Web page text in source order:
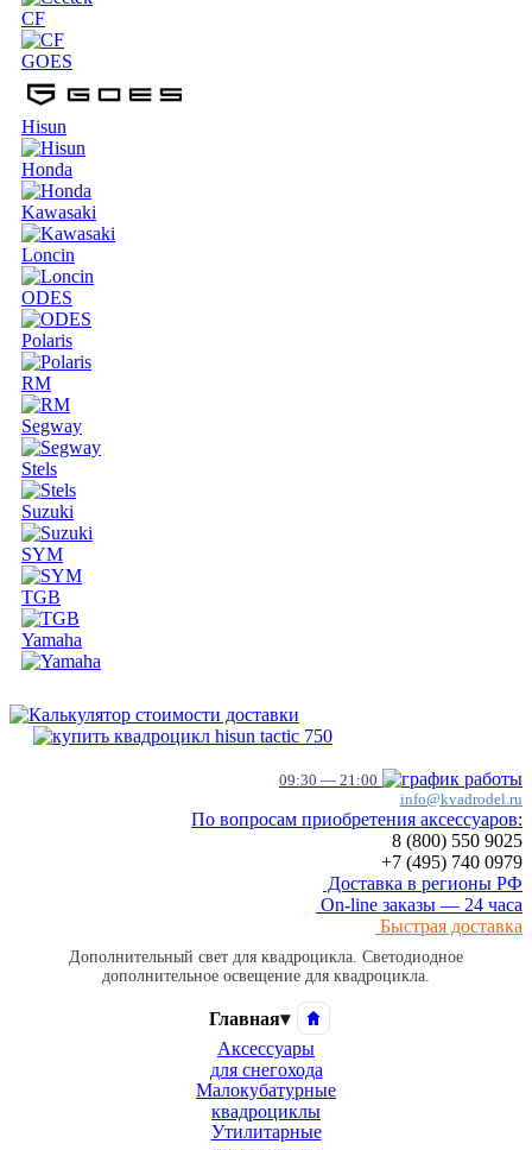
CF
GOES
Hisun
Honda
Kawasaki
Loncin
ODES
Polaris
RM
Segway
Stels
Suzuki
SYM
TGB
Yamaha
09:30 — 21:00
info@kvadrodel.ru
По вопросам приобретения аксессуаров:
8 (800) 550 9025
+7 (495) 740 0979
Доставка в регионы РФ
On-line заказы — 24 часа
Быстрая доставка
Дополнительный свет для квадроцикла. Светодиодное
дополнительное освещение для квадроцикла.
Главная▾
Аксессуары
для снегохода
Малокубатурные
квадроциклы
Утилитарные